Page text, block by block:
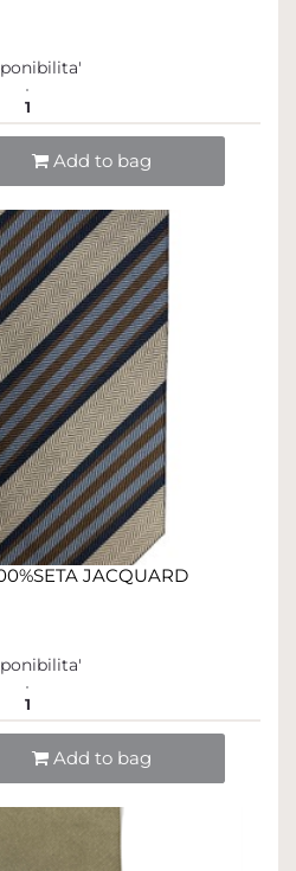
1
Add to bag
JACQUARD
1
Add to bag